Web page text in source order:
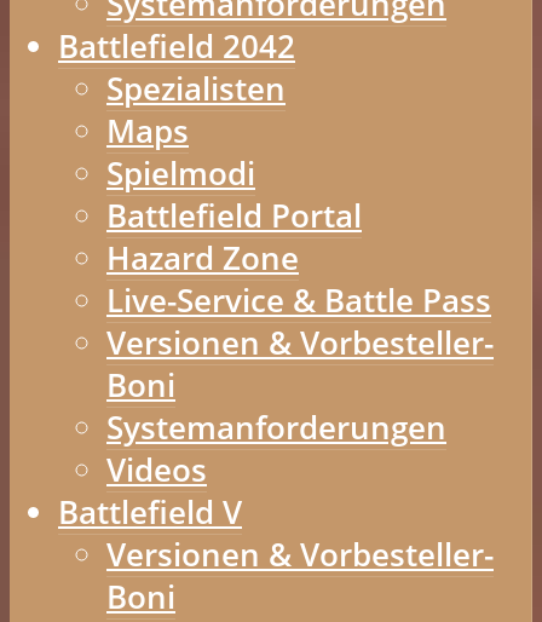
Battlefield 2042
Spezialisten
Maps
Spielmodi
Battlefield Portal
Hazard Zone
Live-Service & Battle Pass
Versionen & Vorbesteller-
Boni
Systemanforderungen
Videos
Battlefield V
Versionen & Vorbesteller-
Boni